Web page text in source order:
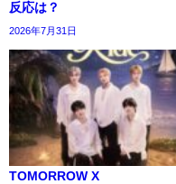
反応は？
2026年7月31日
TOMORROW X